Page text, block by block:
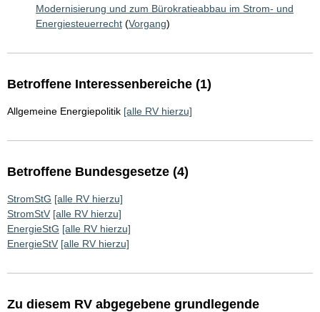
Modernisierung und zum Bürokratieabbau im Strom- und
Energiesteuerrecht (Vorgang)
Betroffene Interessenbereiche (1)
Allgemeine Energiepolitik [alle RV hierzu]
Betroffene Bundesgesetze (4)
StromStG [alle RV hierzu]
StromStV [alle RV hierzu]
EnergieStG [alle RV hierzu]
EnergieStV [alle RV hierzu]
Zu diesem RV abgegebene grundlegende